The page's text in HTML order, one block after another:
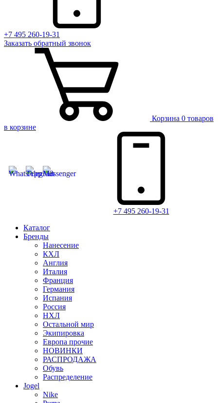
+7 495 260-19-31
Заказать обратный звонок
Корзина 0 товаров
в корзине
+7 495 260-19-31
Каталог
Бренды
Нанесение
КХЛ
Англия
Италия
Франция
Германия
Испания
Россия
НХЛ
Остальной мир
Экипировка
Европа прочие
НОВИНКИ
РАСПРОДАЖА
Обувь
Распределение
Jogel
Nike